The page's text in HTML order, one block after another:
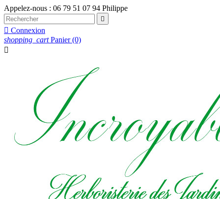
Appelez-nous : 06 79 51 07 94 Philippe

 Connexion
shopping_cart Panier (0)
